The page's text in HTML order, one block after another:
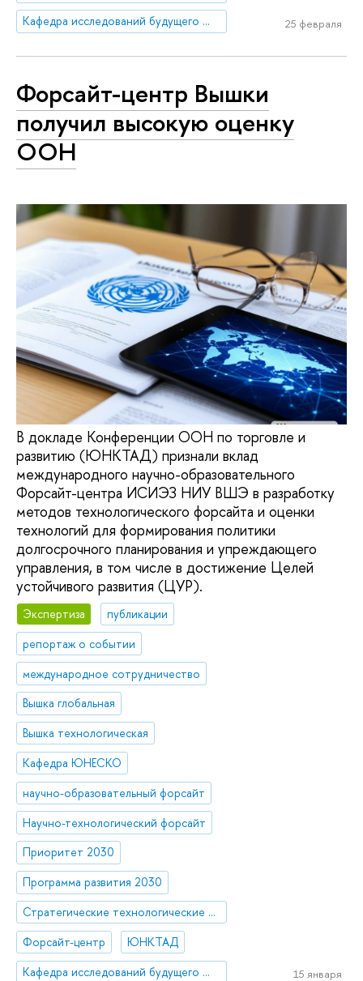
Кафедра исследований будущего ЮНЕСКО
25 февраля
Форсайт-центр Вышки
получил высокую оценку
ООН
В докладе Конференции ООН по торговле и
развитию (ЮНКТАД) признали вклад
международного научно-образовательного
Форсайт-центра ИСИЭЗ НИУ ВШЭ в разработку
методов технологического форсайта и оценки
технологий для формирования политики
долгосрочного планирования и упреждающего
управления, в том числе в достижение Целей
устойчивого развития (ЦУР).
Экспертиза
публикации
репортаж о событии
международное сотрудничество
Вышка глобальная
Вышка технологическая
Кафедра ЮНЕСКО
научно-образовательный форсайт
Научно-технологический форсайт
Приоритет 2030
Программа развития 2030
Стратегические технологические проекты
Форсайт-центр
ЮНКТАД
Кафедра исследований будущего ЮНЕСКО
15 января